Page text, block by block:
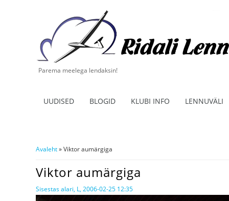
Parema meelega lendaksin!
UUDISED BLOGID KLUBI INFO LENNUVÄLI
Avaleht» Viktor aumärgiga
Viktor aumärgiga
Sisestasalari, L, 2006-02-25 12:35